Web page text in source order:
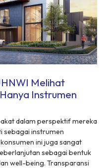
Melihat
Instrumen
dalam perspektif mereka
sebagai instrumen
ini juga sangat
sebagai bentuk
well-being. Transparansi